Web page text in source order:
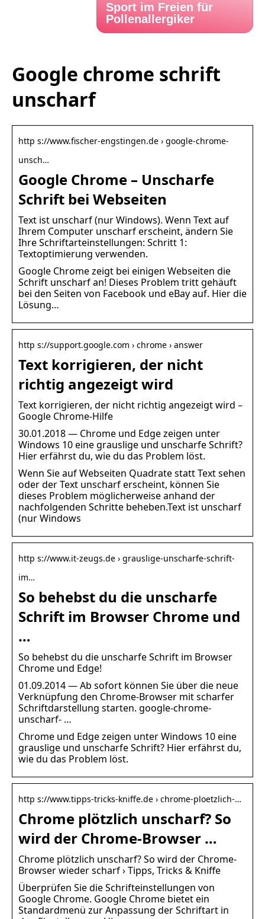
Sport im Freien für
Pollenallergiker
Google chrome schrift
unscharf
http s://www.fischer-engstingen.de › google-chrome-
unsch…
Google Chrome – Unscharfe
Schrift bei Webseiten
Text ist unscharf (nur Windows). Wenn Text auf
Ihrem Computer unscharf erscheint, ändern Sie
Ihre Schriftarteinstellungen: Schritt 1:
Textoptimierung verwenden.
Google Chrome zeigt bei einigen Webseiten die
Schrift unscharf an! Dieses Problem tritt gehäuft
bei den Seiten von Facebook und eBay auf. Hier die
Lösung…
http s://support.google.com › chrome › answer
Text korrigieren, der nicht
richtig angezeigt wird
Text korrigieren, der nicht richtig angezeigt wird –
Google Chrome-Hilfe
30.01.2018 — Chrome und Edge zeigen unter
Windows 10 eine grauslige und unscharfe Schrift?
Hier erfährst du, wie du das Problem löst.
Wenn Sie auf Webseiten Quadrate statt Text sehen
oder der Text unscharf erscheint, können Sie
dieses Problem möglicherweise anhand der
nachfolgenden Schritte beheben.Text ist unscharf
(nur Windows
http s://www.it-zeugs.de › grauslige-unscharfe-schrift-
im…
So behebst du die unscharfe
Schrift im Browser Chrome und
…
So behebst du die unscharfe Schrift im Browser
Chrome und Edge!
01.09.2014 — Ab sofort können Sie über die neue
Verknüpfung den Chrome-Browser mit scharfer
Schriftdarstellung starten. google-chrome-
unscharf- …
Chrome und Edge zeigen unter Windows 10 eine
grauslige und unscharfe Schrift? Hier erfährst du,
wie du das Problem löst.
http s://www.tipps-tricks-kniffe.de › chrome-ploetzlich-…
Chrome plötzlich unscharf? So
wird der Chrome-Browser …
Chrome plötzlich unscharf? So wird der Chrome-
Browser wieder scharf › Tipps, Tricks & Kniffe
Überprüfen Sie die Schrifteinstellungen von
Google Chrome. Google Chrome bietet ein
Standardmenü zur Anpassung der Schriftart in